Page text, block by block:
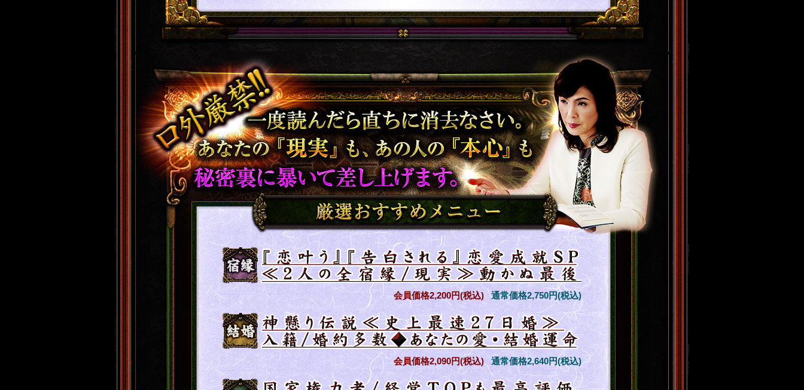
口外厳禁!! 一度読んだら直ちに消去なさい。あなたの『現実』も、あの人の『本
心』も秘密裏に暴いて差し上げます。厳選おすすめメニュー
宿縁
会員価格2,200円(税込) 通常価格2,750円(税込)
結婚
会員価格2,090円(税込) 通常価格2,640円(税込)
人生